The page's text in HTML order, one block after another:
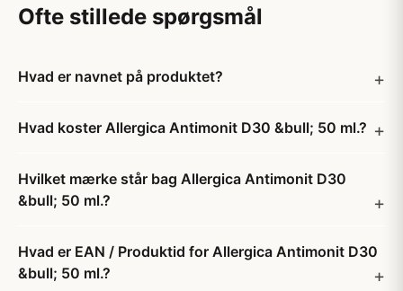
Ofte stillede spørgsmål
Hvad er navnet på produktet?
Hvad koster Allergica Antimonit D30 &bull; 50 ml.?
Hvilket mærke står bag Allergica Antimonit D30
&bull; 50 ml.?
Hvad er EAN / Produktid for Allergica Antimonit D30
&bull; 50 ml.?